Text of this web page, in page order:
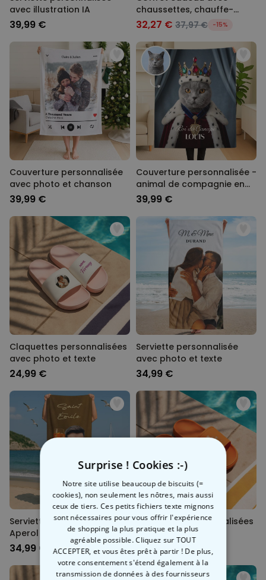
avec illustration IA
39,99 €
chaussettes, chauffe-
mains et confettis de bain
32,27 € 37,97 € -15%
Couverture personnalisée
avec photo et chanson
39,99 €
Couverture personnalisée -
animal de compagnie en
costume
39,99 €
Claquettes personnalisées
avec photo et texte
24,99 €
Serviette personnalisée
avec photo et texte
34,99 €
Serviette personnalisée
Aperol avec visage
34,99 €
Claquettes personnalisées
avec monogramme
24,99 €
Surprise ! Cookies :-)
Notre site utilise beaucoup de biscuits (=
cookies), non seulement les nôtres, mais aussi
ceux de tiers. Ces petits fichiers texte mignons
sont nécessaires pour vous offrir l'expérience
de shopping la plus pratique et la plus
agréable possible. Cliquez sur TOUT
ACCEPTER, et vous êtes prêt à partir ! De plus,
votre consentement s'étend également à la
transmission de données à des fournisseurs